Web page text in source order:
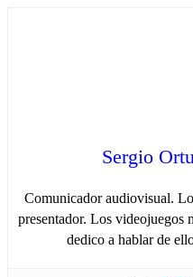
Sergio
Comunicador audiovisual.
presentador. Los videojuegos
dedico a hablar de